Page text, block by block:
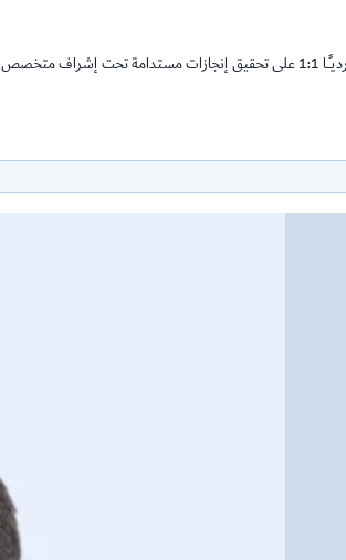
نظام متكامل وفعّال مصمّم لمساعدتك فرديــًــا 1:1 على تحقيق إنجازات مستدامة تحت إشراف متخصص